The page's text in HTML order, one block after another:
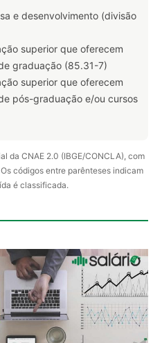
e desenvolvimento (divisão
superior que oferecem
graduação (85.31-7)
superior que oferecem
pós-graduação e/ou cursos
da CNAE 2.0 (IBGE/CONCLA), com
códigos entre parênteses indicam
é classificada.